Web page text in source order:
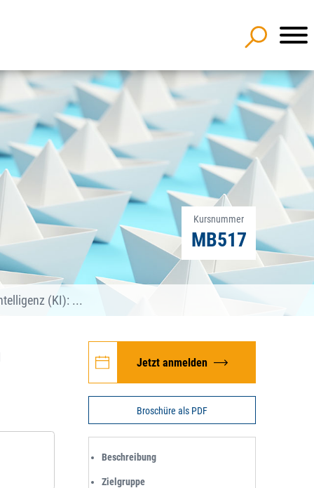
Kursnummer
MB517
(KI): ...
Jetzt anmelden
Broschüre als PDF
Beschreibung
Zielgruppe